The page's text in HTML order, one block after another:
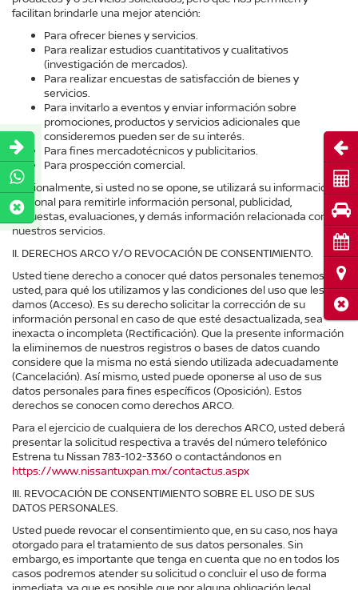
facilitan brindarle una mejor atención:
Para ofrecer bienes y servicios.
Para realizar estudios cuantitativos y cualitativos
(investigación de mercados).
Para realizar encuestas de satisfacción de bienes y
servicios.
Para invitarlo a eventos y enviar información sobre
promociones, productos y servicios adicionales que
consideremos pueden ser de su interés.
Para fines mercadotécnicos y publicitarios.
Para prospección comercial.
Adicionalmente, si usted no se opone, se utilizará su información
personal para remitirle información personal, publicidad,
encuestas, evaluaciones, y demás información relacionada con
nuestros servicios.
II. DERECHOS ARCO Y/O REVOCACIÓN DE CONSENTIMIENTO.
Usted tiene derecho a conocer qué datos personales tenemos de
usted, para qué los utilizamos y las condiciones del uso que les
damos (Acceso). Es su derecho solicitar la corrección de su
información personal en caso de que esté desactualizada, sea
inexacta o incompleta (Rectificación). Que la presente información
la eliminemos de nuestros registros o bases de datos cuando
considere que la misma no está siendo utilizada adecuadamente
(Cancelación). Así mismo, usted puede oponerse al uso de sus
datos personales para fines específicos (Oposición). Estos
derechos se conocen como derechos ARCO.
Para el ejercicio de cualquiera de los derechos ARCO, usted deberá
presentar la solicitud respectiva a través del número telefónico
Estrena tu Nissan783-102-3360 o contactándonos en
https://www.nissantuxpan.mx/contactus.aspx
III. REVOCACIÓN DE CONSENTIMIENTO SOBRE EL USO DE SUS
DATOS PERSONALES.
Usted puede revocar el consentimiento que, en su caso, nos haya
otorgado para el tratamiento de sus datos personales. Sin
embargo, es importante que tenga en cuenta que no en todos los
casos podremos atender su solicitud o concluir el uso de forma